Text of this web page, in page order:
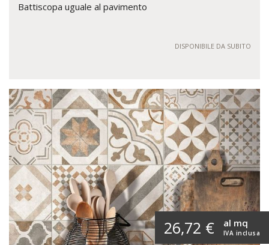
Battiscopa uguale al pavimento
DISPONIBILE DA SUBITO
26,72 € IVA inclusa
al mq